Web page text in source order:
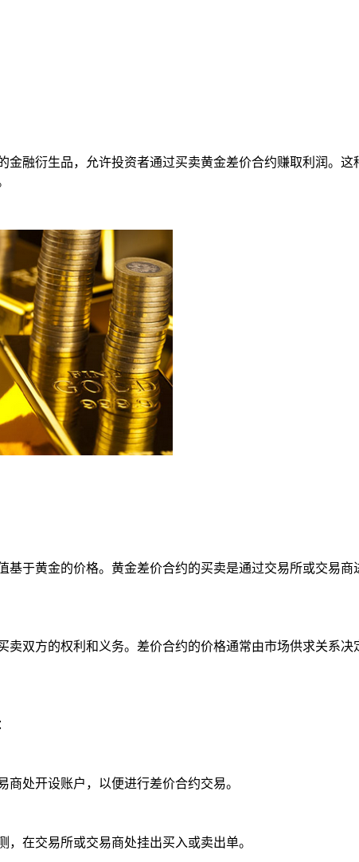
金融衍生品，允许投资者通过买卖黄金差价合约赚取利润。
黄金的价格。黄金差价合约的买卖是通过交易所或交易商
方的权利和义务。差价合约的价格通常由市场供求关系决
处开设账户，以便进行差价合约交易。
在交易所或交易商处挂出买入或卖出单。